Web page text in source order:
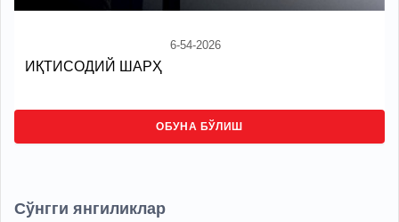
6-54-2026
ИҚТИСОДИЙ ШАРҲ
ОБУНА БЎЛИШ
Сўнгги янгиликлар